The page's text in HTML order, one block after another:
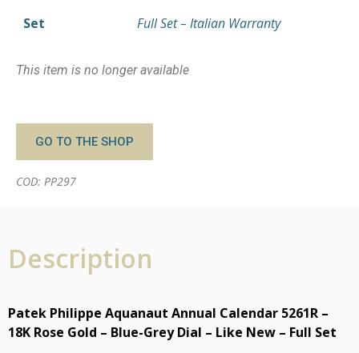
Set
Full Set – Italian Warranty
This item is no longer available
GO TO THE SHOP
COD: PP297
Description
Patek Philippe Aquanaut Annual Calendar 5261R –
18K Rose Gold – Blue-Grey Dial – Like New – Full Set